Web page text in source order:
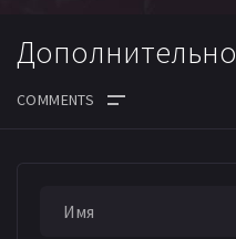
Дополнительно